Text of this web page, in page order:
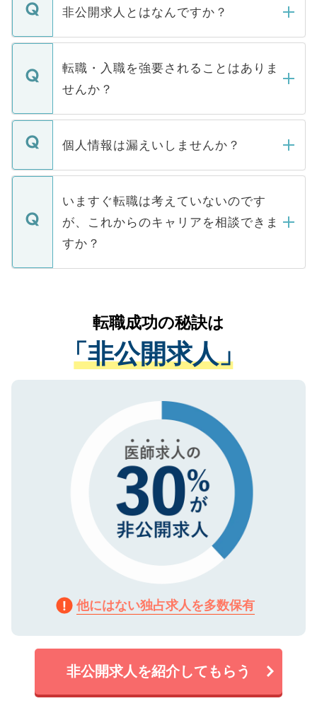
登録内容を確認し、その後メールもしくは
ます。通常、5営業日以内にはご連絡をせて
いただきますので、しばらくお待ちくださ
い。
非公開求人とはなんですか？
マイナビDOCTORで取り扱っている求人の
うち約3割は、Webサイトからご覧いただ
けない「非公開求人」です。非公開求人は
下記の理由によって、一般には公開してい
ません。
■応募殺到を避けるため 人気のある医療機
関を公にしてしまうと、応募が殺到する場
に、医療機関が求める条件に合った人材の
みを人材紹介会社に依頼するケースが増え
ています。
転職・入職を強要されることはありま
せんか？
転職・入職を強要することは一切ありませ
ん。また、仮に応募先から内定をいただい
定を承諾する必要はありません。内定先へ
の辞退の連絡はキャリアパートナーが行い
ますので、ご安心ください。
個人情報は漏えいしませんか？
個人情報が漏えいすることはありませんの
で、ご安心ください。当サイトからの登録
などで収集したご登録者様の個人情報は、
ご本人のキャリアアップおよび転職活動の
支援を目的に使用いたします。お預かりし
ているすべての個人データはご本人の許可
は、個人情報の取り扱いについての厳密な
管理基準を満たした事業者のみに付与され
る、プライバシーマークを取得済みです。
ご登録いただいた個人情報は、SSL（デー
で、機密保持に関してもご安心ください。
いますぐ転職は考えていないのです
が、これからのキャリアを相談できま
すか？
かがいして、現在の医療機関の状況や紹介
経験をまじえながら、適切なアドバイスを
させていただきます。すぐにご転職をされ
ない方には、長期的なサポートが可能です
ので、まずはご登録ください。
転職成功の秘訣は
「非公開求人」
他にはない独占求人を多数保有
非公開求人を紹介してもらう